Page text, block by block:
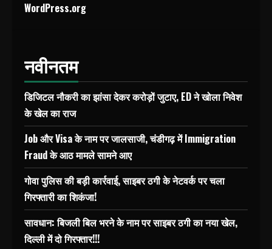
WordPress.org
नवीनतम
डिजिटल नौकरी का झांसा देकर करोड़ों जुटाए, ED ने खोला निवेश
के खेल का राज
Job और Visa के नाम पर जालसाजी, चंडीगढ़ में Immigration
Fraud के आठ मामले सामने आए
गोवा पुलिस की बड़ी कार्रवाई, साइबर ठगी के नेटवर्क पर चला
गिरफ्तारी का शिकंजा!
सावधान: बिजली बिल भरने के नाम पर साइबर ठगी का नया खेल,
दिल्ली में दो गिरफ्तार!!!